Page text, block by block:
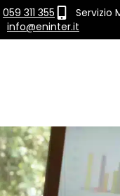
059 311 355 Servizio
info@eninter.it